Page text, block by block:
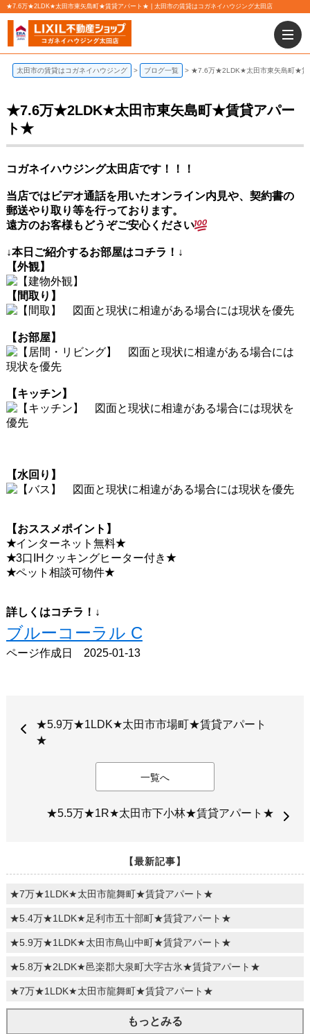
★7.6万★2LDK★太田市東矢島町★賃貸アパート★ | 太田市の賃貸はコガネイハウジング太田店
太田市の賃貸はコガネイハウジング ブログ一覧 ★7.6万★2LDK★太田市東矢島町★賃
★7.6万★2LDK★太田市東矢島町★賃貸アパー
ト★
コガネイハウジング太田店です！！！
当店ではビデオ通話を用いたオンライン内見や、契約書の
郵送やり取り等を行っております。
遠方のお客様もどうぞご安心ください
↓本日ご紹介するお部屋はコチラ！↓
【外観】
【間取り 】
【お部屋】
【キッチン】
【水回り】
【おススメポイント】
★インターネット無料★
★3口IHクッキングヒーター付き★
★ペット相談可物件★
詳しくはコチラ！↓
ブルーコーラル C
ページ作成日 2025-01-13
★5.9万★1LDK★太田市市場町★賃貸アパート
★
一覧へ
★5.5万★1R★太田市下小林★賃貸アパート★
【最新記事】
★7万★1LDK★太田市龍舞町★賃貸アパート★
★5.4万★1LDK★足利市五十部町★賃貸アパート★
★5.9万★1LDK★太田市鳥山中町★賃貸アパート★
★5.8万★2LDK★邑楽郡大泉町大字古氷★賃貸アパート★
★7万★1LDK★太田市龍舞町★賃貸アパート★
もっとみる